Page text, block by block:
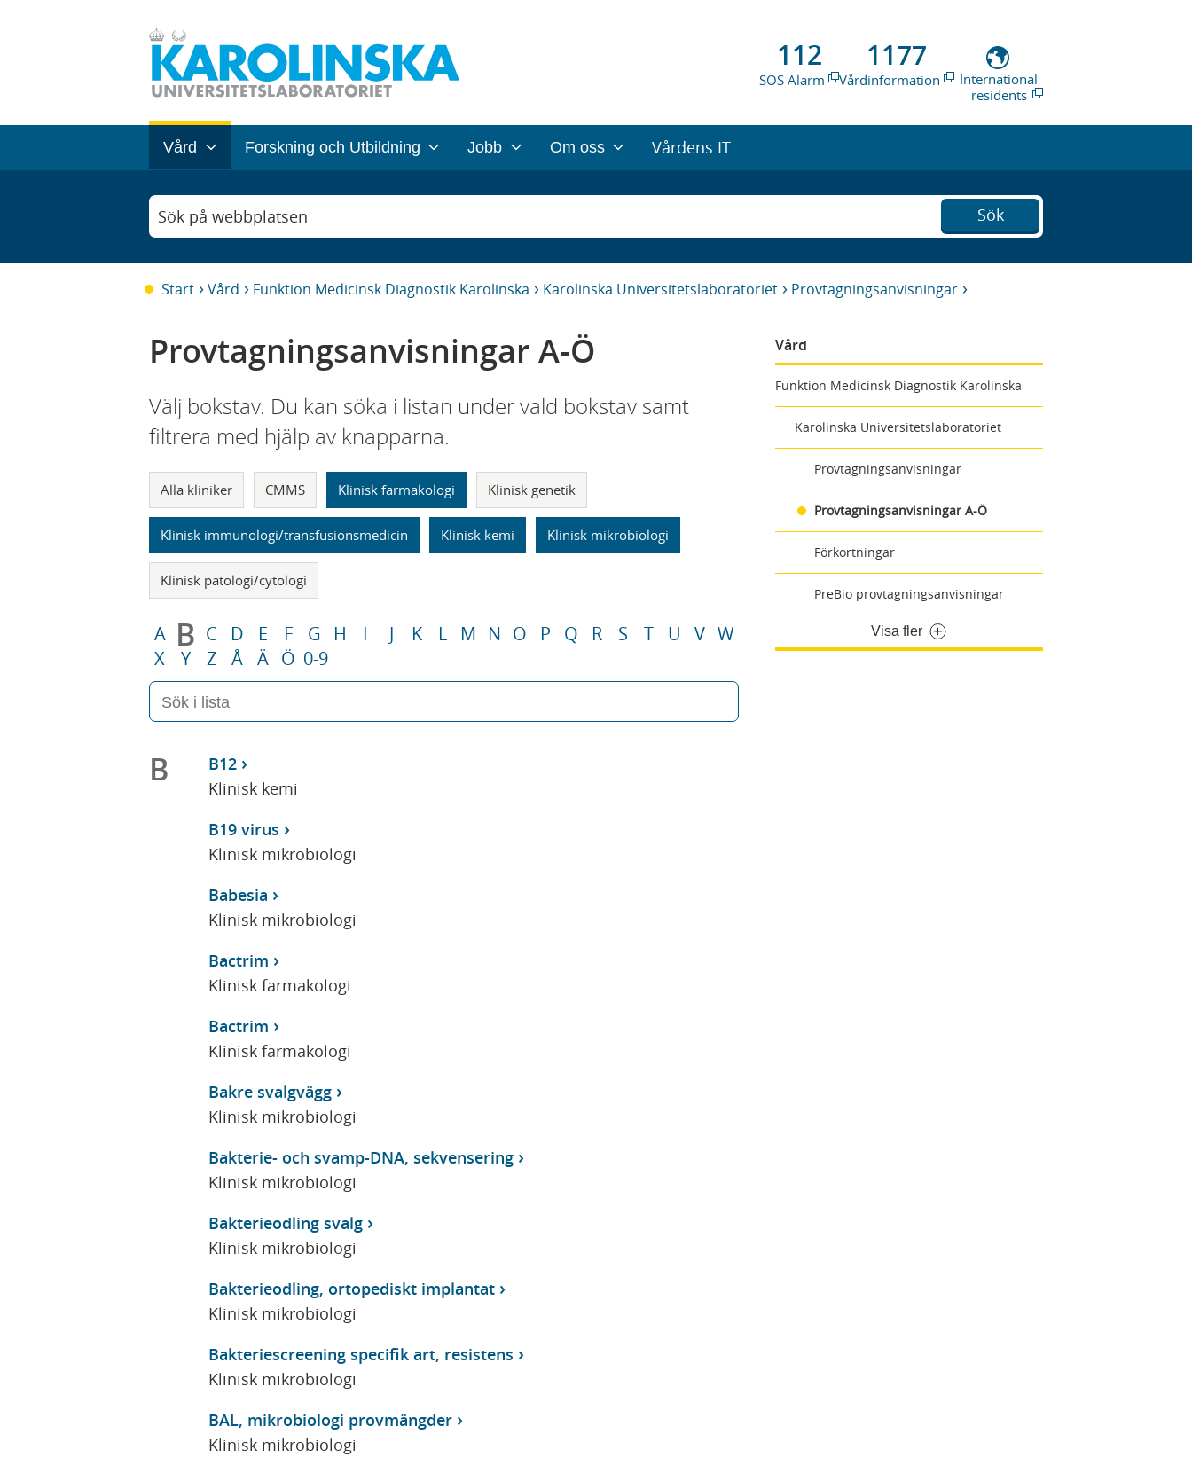
112
SOS Alarm
1177
Vårdinformation
International
residents
Vård Forskning och Utbildning Jobb Om oss Vårdens IT
Sök på webbplatsen Sök
Start Vård Funktion Medicinsk Diagnostik Karolinska Karolinska Universitetslaboratoriet Provtagningsanvisningar
Vård
Funktion Medicinsk Diagnostik Karolinska
Karolinska Universitetslaboratoriet
Provtagningsanvisningar
Provtagningsanvisningar A-Ö
Förkortningar
PreBio provtagningsanvisningar
Visa fler
Provtagningsanvisningar A-Ö
Välj bokstav. Du kan söka i listan under vald bokstav samt
filtrera med hjälp av knapparna.
Alla kliniker CMMS Klinisk farmakologi Klinisk genetik
Klinisk immunologi/transfusionsmedicin Klinisk kemi Klinisk mikrobiologi
Klinisk patologi/cytologi
A B C D E F G H I J K L M N O P Q R S T U V W
X
Y Z Å Ä Ö 0-9
B
B12
Klinisk kemi
B19 virus
Klinisk mikrobiologi
Babesia
Klinisk mikrobiologi
Bactrim
Klinisk farmakologi
Bactrim
Klinisk farmakologi
Bakre svalgvägg
Klinisk mikrobiologi
Bakterie- och svamp-DNA, sekvensering
Klinisk mikrobiologi
Bakterieodling svalg
Klinisk mikrobiologi
Bakterieodling, ortopediskt implantat
Klinisk mikrobiologi
Bakteriescreening specifik art, resistens
Klinisk mikrobiologi
BAL, mikrobiologi provmängder
Klinisk mikrobiologi